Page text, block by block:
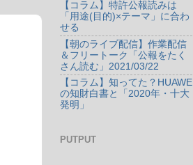
【コラム】特許公報読みは
「用途(目的)×テーマ」に合わ
せる
【朝のライブ配信】作業配信
＆フリートーク「公報をたく
さん読む」2021/03/22
【コラム】知ってた？HUAWEI
の知財白書と「2020年・十大
発明」
PUTPUT